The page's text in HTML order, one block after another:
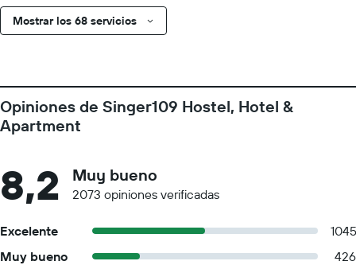
Mostrar los 68 servicios
Opiniones de Singer109 Hostel, Hotel &
Apartment
8,2 Muy bueno
2073 opiniones verificadas
Excelente
1045
Muy bueno
426